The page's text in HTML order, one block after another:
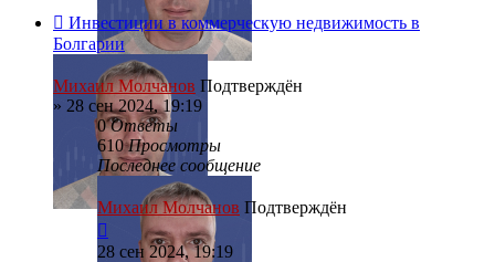
Инвестиции в коммерческую недвижимость в
Болгарии
Михаил Молчанов Подтверждён
» 28 сен 2024, 19:19
0Ответы
610Просмотры
Последнее сообщение
Михаил Молчанов Подтверждён
28 сен 2024, 19:19